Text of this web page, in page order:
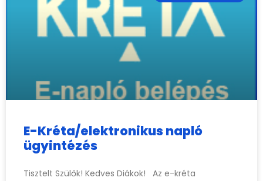
E-Kréta/elektronikus napló
ügyintézés
Tisztelt Szülők! Kedves Diákok! Az e-kréta